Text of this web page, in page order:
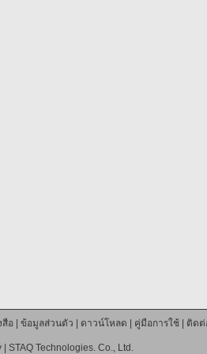
สือ ข้อมูลส่วนตัว ดาวน์โหลด คู่มือการใช้| ติดต่
STAQ Technologies. Co., Ltd.